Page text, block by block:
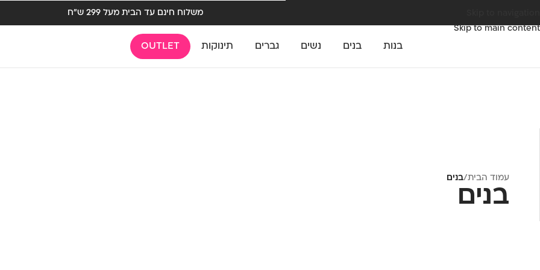
Skip to main content
משלוח חינם עד הבית מעל 299 ש"ח
בנות בנים נשים גברים תינוקות OUTLET
עמוד הבית/בנים
בנים